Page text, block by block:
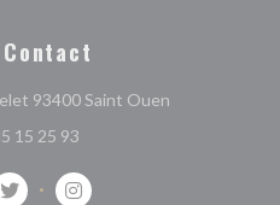
93400 Saint Ouen((ouvre une
15 25 93
((ouvre une nouvelle fenêtre))
Twitter ((ouvre une nouvelle
Instagram ((ouvre une